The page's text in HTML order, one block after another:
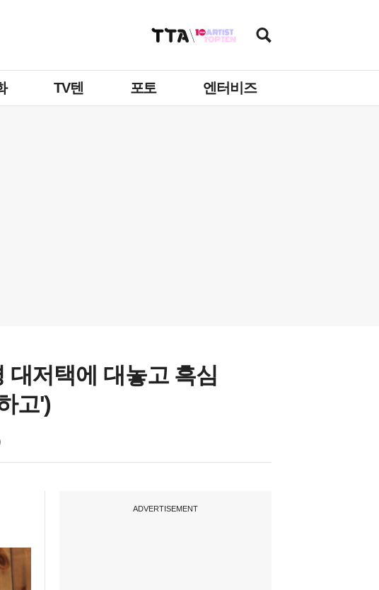
TV텐 포토 엔터비즈
저택에 대놓고 흑심
고')
ADVERTISEMENT